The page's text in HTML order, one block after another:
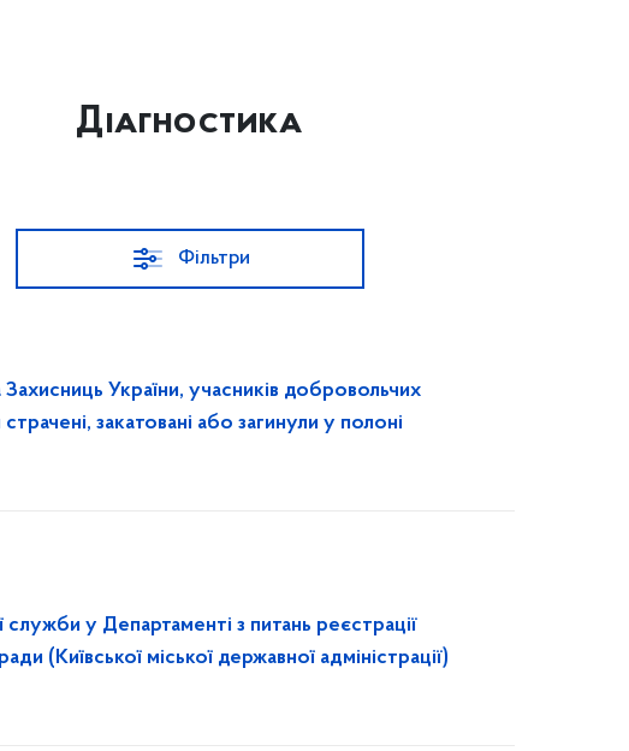
Діагностика
Фільтри
Захисниць України, учасників добровольчих
закатовані або загинули у полоні
служби у Департаменті з питань реєстрації
(Київської міської державної адміністрації)